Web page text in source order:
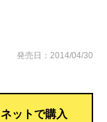
発売日：2014/04/30
ネットで購入